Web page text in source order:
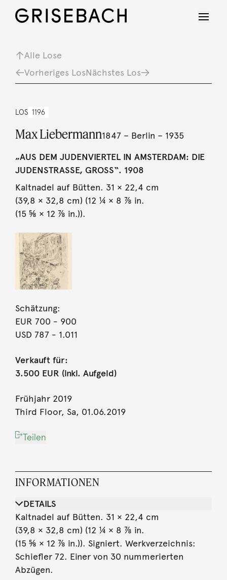
Alle Lose
Vorheriges LosNächstes Los
LOS 1196
Max Liebermann1847 – Berlin – 1935
„AUS DEM JUDENVIERTEL IN AMSTERDAM: DIE
JUDENSTRASSE, GROSS“. 1908
Kaltnadel auf Bütten. 31 × 22,4 cm
(39,8 × 32,8 cm) (12 ¼ × 8 ⅞ in.
(15 ⅝ × 12 ⅞ in.)).
Schätzung:
EUR 700 - 900
USD 787 - 1.011
Verkauft für:
3.500 EUR (inkl. Aufgeld)
Frühjahr 2019
Third Floor, Sa, 01.06.2019
Teilen
INFORMATIONEN
DETAILS
Kaltnadel auf Bütten. 31 × 22,4 cm
(39,8 × 32,8 cm) (12 ¼ × 8 ⅞ in.
(15 ⅝ × 12 ⅞ in.)). Signiert. Werkverzeichnis:
Schiefler 72. Einer von 30 nummerierten
Abzügen.